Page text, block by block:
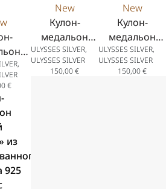
из
925
с
14К,
из
925
€
New
Кулон-
медальон
«Святой
Паисий»
родированного
ULYSSES SILVER,
ULYSSES SILVER
150,00€
New
Кулон-
медальон
«Святой
Паисий» из
ULYSSES SILVER,
ULYSSES SILVER
150,00€